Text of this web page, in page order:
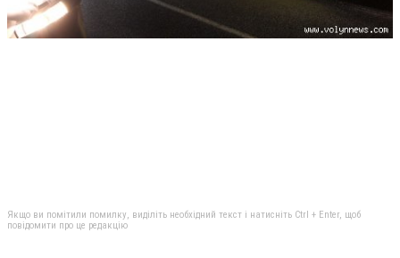
Якщо ви помітили помилку, виділіть необхідний текст і натисніть Ctrl + Enter, щоб
повідомити про це редакцію